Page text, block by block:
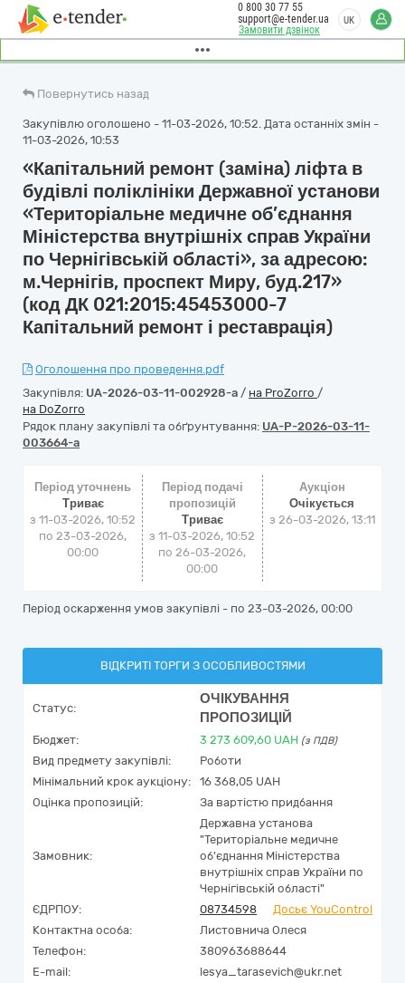
Замовити дзвінок
0 800 30 77 55
support@e-tender.ua
UK
Повернутись назад
Закупівлю оголошено - 11-03-2026, 10:52. Дата останніх змін -
11-03-2026, 10:53
«Капітальний ремонт (заміна) ліфта в
будівлі поліклініки Державної установи
«Територіальне медичне об’єднання
Міністерства внутрішніх справ України
по Чернігівській області», за адресою:
м.Чернігів, проспект Миру, буд.217»
(код ДК 021:2015:45453000-7
Капітальний ремонт і реставрація)
Оголошення про проведення.pdf
Закупівля: UA-2026-03-11-002928-a / на ProZorro /
на DoZorro
Рядок плану закупівлі та обґрунтування: UA-P-2026-03-11-
003664-a
Період уточнень
Триває
з 11-03-2026, 10:52
по 23-03-2026,
00:00
Період подачі
пропозицій
Триває
з 11-03-2026, 10:52
по 26-03-2026,
00:00
Аукціон
Очікується
з 26-03-2026, 13:11
Період оскарження умов закупівлі - по 23-03-2026, 00:00
ВІДКРИТІ ТОРГИ З ОСОБЛИВОСТЯМИ
Статус:
ОЧІКУВАННЯ
ПРОПОЗИЦІЙ
Бюджет: 3 273 609,60 UAH (з ПДВ)
Вид предмету закупівлі:
Роботи
Мінімальний крок аукціону:
16 368,05 UAH
Оцінка пропозицій:
За вартістю придбання
Замовник:
Державна установа
"Територіальне медичне
об'єднання Міністерства
внутрішніх справ України по
Чернігівській області"
ЄДРПОУ:
08734598
Досьє YouControl
Контактна особа:
Листовнича Олеся
Телефон:
380963688644
E-mail:
lesya_tarasevich@ukr.net